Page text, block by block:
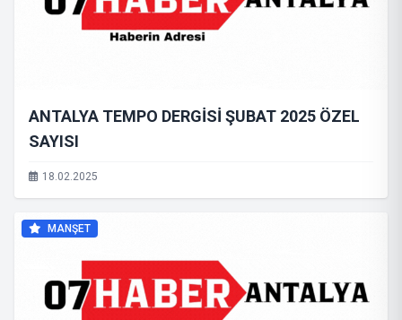
ANTALYA TEMPO DERGİSİ ŞUBAT 2025 ÖZEL
SAYISI
18.02.2025
MANŞET